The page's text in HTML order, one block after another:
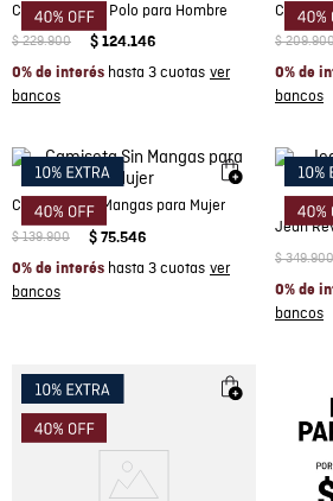
Camiseta Tipo Polo para Hombre
$ 229.900 $ 124.146
0% de interés hasta 3 cuotas
$ 209.
0% de
Camiseta Sin Mangas para Mujer
$ 139.900 $ 75.546
0% de interés hasta 3 cuotas $ 349.900
0% de